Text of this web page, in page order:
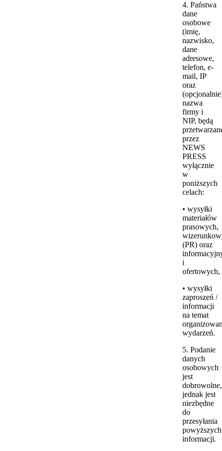
4. Państwa
dane
osobowe
(imię,
nazwisko,
dane
adresowe,
telefon, e-
mail, IP
oraz
nazwa
firmy i
NIP, będą
przez
NEWS
PRESS
wyłącznie
w
poniższych
celach:
• wysyłki
materiałów
prasowych,
(PR) oraz
i
ofertowych,
• wysyłki
zaproszeń /
informacji
na temat
wydarzeń.
5. Podanie
danych
osobowych
jest
dobrowolne,
jednak jest
niezbędne
do
przesyłania
powyższych
informacji.